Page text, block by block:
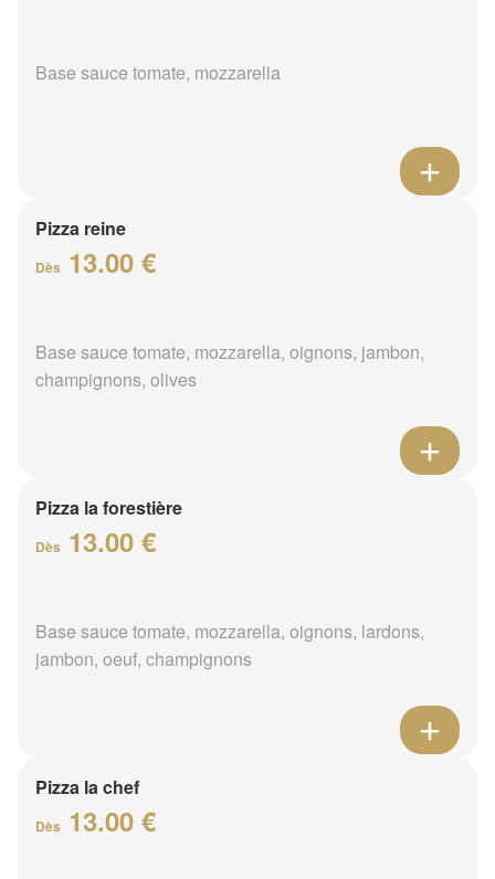
Base sauce tomate, mozzarella
Pizza reine
Dès 13.00 €
Base sauce tomate, mozzarella, oignons, jambon,
champignons, olives
Pizza la forestière
Dès 13.00 €
Base sauce tomate, mozzarella, oignons, lardons,
jambon, oeuf, champignons
Pizza la chef
Dès 13.00 €